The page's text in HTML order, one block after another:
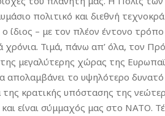
πολιτικό και διεθνή
ίδιος – με τον πλέον έντονο
χρόνια. Τιμά, πάνω απ’ όλα, τον
της μεγαλύτερης χώρας της
απολαμβάνει το υψηλότερο
της κρατικής υπόστασης της
είναι σύμμαχός μας στο ΝΑΤΟ.